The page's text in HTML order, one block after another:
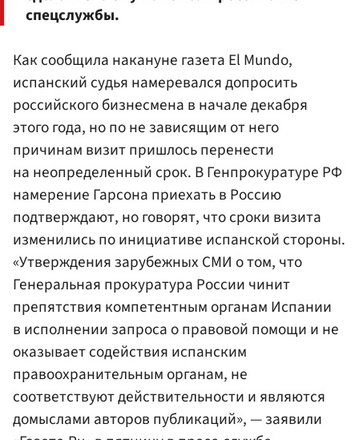
спецслужбы.
Как сообщила накануне газета El Mundo,
испанский судья намеревался допросить
российского бизнесмена в начале декабря
этого года, но по не зависящим от него
причинам визит пришлось перенести
на неопределенный срок. В Генпрокуратуре РФ
намерение Гарсона приехать в Россию
подтверждают, но говорят, что сроки визита
изменились по инициативе испанской стороны.
«Утверждения зарубежных СМИ о том, что
Генеральная прокуратура России чинит
препятствия компетентным органам Испании
в исполнении запроса о правовой помощи и не
оказывает содействия испанским
правоохранительным органам, не
соответствуют действительности и являются
домыслами авторов публикаций», — заявили